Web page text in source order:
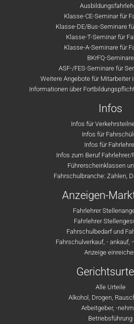
Klasse-CE-Seminar für
Klasse-DE/Bus-Seminare
Klasse-T-Seminar für
Klasse-A-Seminare für
BKrFQ-Seminare
ASF-/FES-Seminare für
Weitere Angebote für Mitarbeiter
Informationen über
Infos
Infos für
Infos für
Infos für
Infos zum Beruf Fahrlehrer/
Führerscheinklassen
Fahrschulbranche: Zahlen,
Anzeigen-
Fahrlehrer
Fahrlehrer
Fahrschulbedarf und
Fahrschulverkauf, - ankauf,
Anzeige
Alle Urteile
Alkohol, Drogen,
Arbeitgeber, -
Betriebsführung